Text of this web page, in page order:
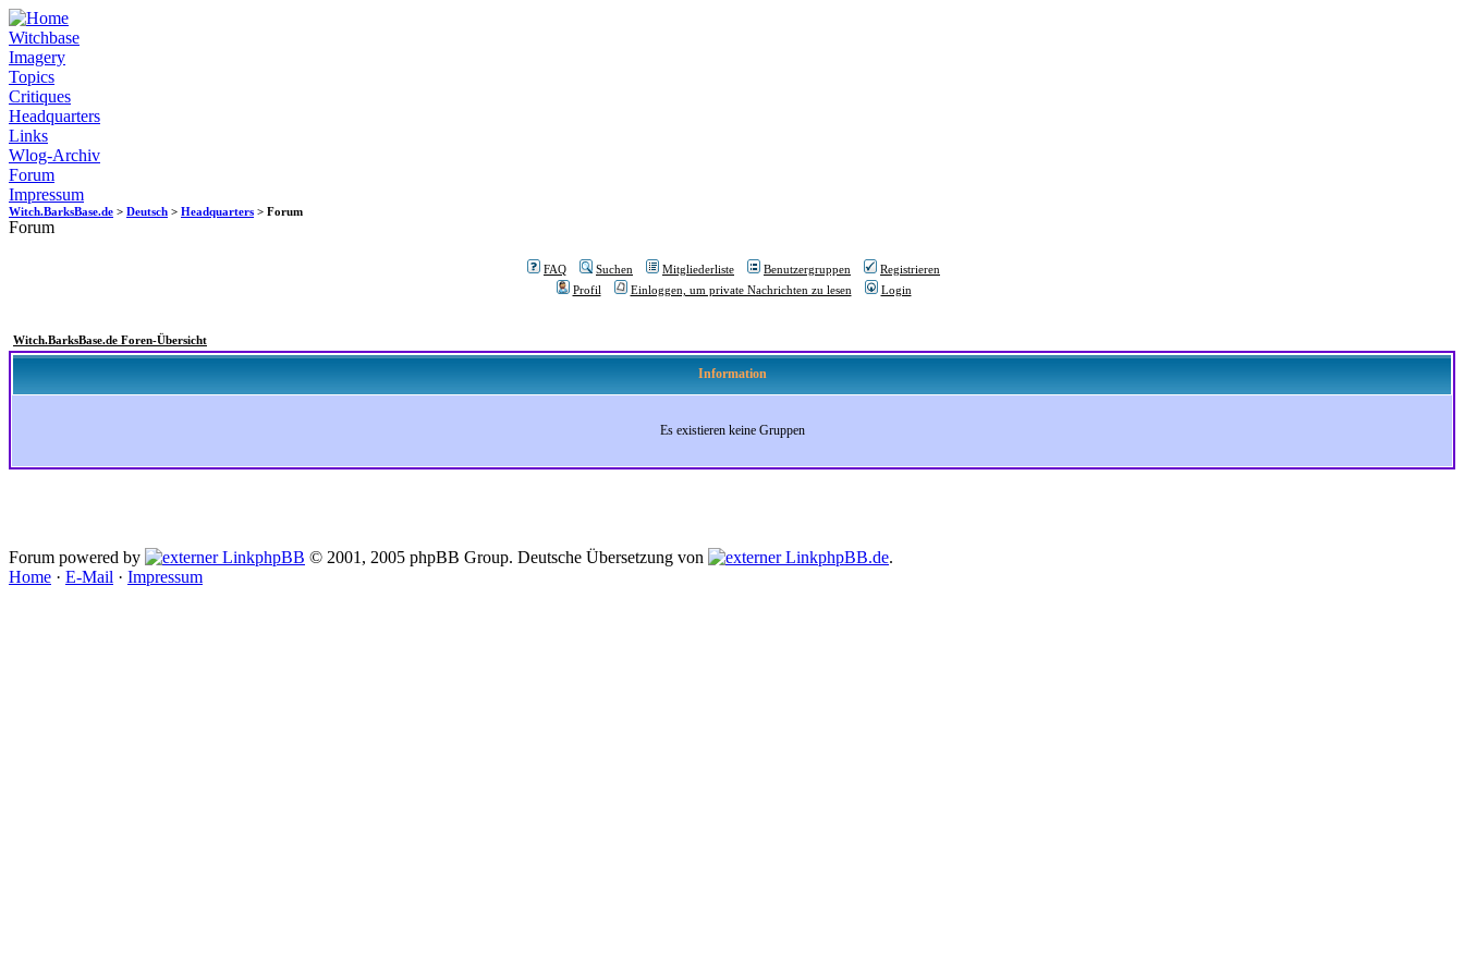
Witchbase
Imagery
Topics
Critiques
Headquarters
Links
Wlog-Archiv
Forum
Impressum
Witch.BarksBase.de > Deutsch > Headquarters > Forum
Forum
FAQ Suchen Mitgliederliste Benutzergruppen
Registrieren
Profil
Einloggen, um private Nachrichten zu lesen Login
Witch.BarksBase.de Foren-Übersicht
Information
Es existieren keine Gruppen
Forum powered by phpBB © 2001, 2005 phpBB Group. Deutsche Übersetzung von phpBB.de.
Home · E-Mail · Impressum